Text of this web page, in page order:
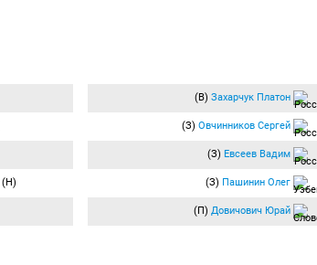
(Н)
(В) Захарчук Платон
(З) Овчинников Сергей
(З) Евсеев Вадим
(З) Пашинин Олег
(П) Довичович Юрай